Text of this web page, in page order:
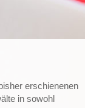
erschienenen
in sowohl